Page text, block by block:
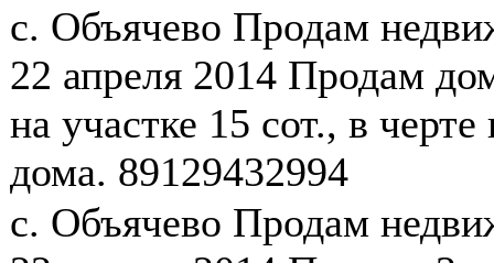
с. Объячево Продам
22 апреля 2014 Продам
на участке 15 сот., в
дома. 89129432994
с. Объячево Продам